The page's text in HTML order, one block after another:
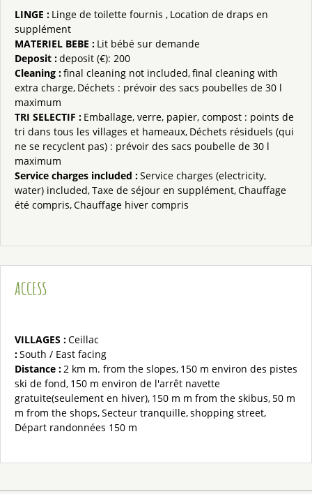
LINGE : Linge de toilette fournis
Location de draps en
supplément
MATERIEL BEBE : Lit bébé sur demande
Deposit :deposit (€): 200
Cleaning :final cleaning not included final cleaning with
extra charge Déchets : prévoir des sacs poubelles de 30 l
maximum
TRI SELECTIF : Emballage, verre, papier, compost : points de
tri dans tous les villages et hameaux Déchets résiduels (qui
ne se recyclent pas) : prévoir des sacs poubelle de 30 l
maximum
Service charges included :Service charges (electricity,
water) included Taxe de séjour en supplément Chauffage
été compris Chauffage hiver compris
ACCESS
VILLAGES :Ceillac
:South / East facing
Distance :2 km m. from the slopes 150 m environ des pistes
ski de fond 150 m environ de l'arrêt navette
gratuite(seulement en hiver) 150 m m from the skibus 50 m
m from the shops Secteur tranquille shopping street
Départ randonnées 150 m